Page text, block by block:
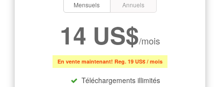
Mensuels Annuels
14 US$/mois
En vente maintenant! Reg. 19 US$ / mois
Téléchargements illimités